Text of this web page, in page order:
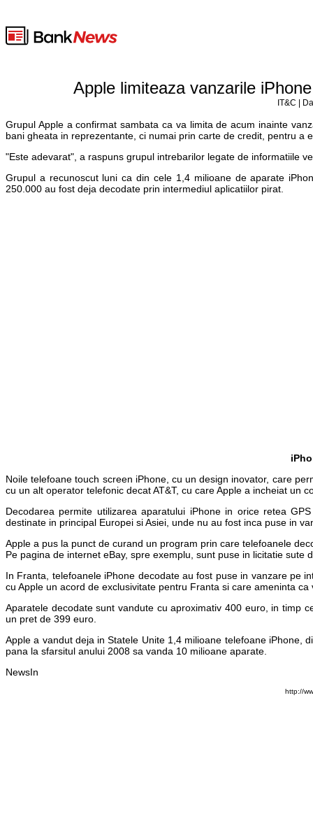
Apple limiteaza vanzarile
IT&C |
Grupul Apple a confirmat sambata ca va limita de acum inainte
bani gheata in reprezentante, ci numai prin carte de credit, pentru a
"Este adevarat", a raspuns grupul intrebarilor legate de informatiile
Grupul a recunoscut luni ca din cele 1,4 milioane de aparate
250.000 au fost deja decodate prin intermediul aplicatiilor pirat.
Noile telefoane touch screen iPhone, cu un design inovator, care
cu un alt operator telefonic decat AT&T, cu care Apple a incheiat un
Decodarea permite utilizarea aparatului iPhone in orice retea
destinate in principal Europei si Asiei, unde nu au fost inca puse in
Apple a pus la punct de curand un program prin care telefoanele
Pe pagina de internet eBay, spre exemplu, sunt puse in licitatie
In Franta, telefoanele iPhone decodate au fost puse in vanzare pe
cu Apple un acord de exclusivitate pentru Franta si care ameninta
Aparatele decodate sunt vandute cu aproximativ 400 euro, in timp
un pret de 399 euro.
Apple a vandut deja in Statele Unite 1,4 milioane telefoane iPhone,
pana la sfarsitul anului 2008 sa vanda 10 milioane aparate.
NewsIn
http://